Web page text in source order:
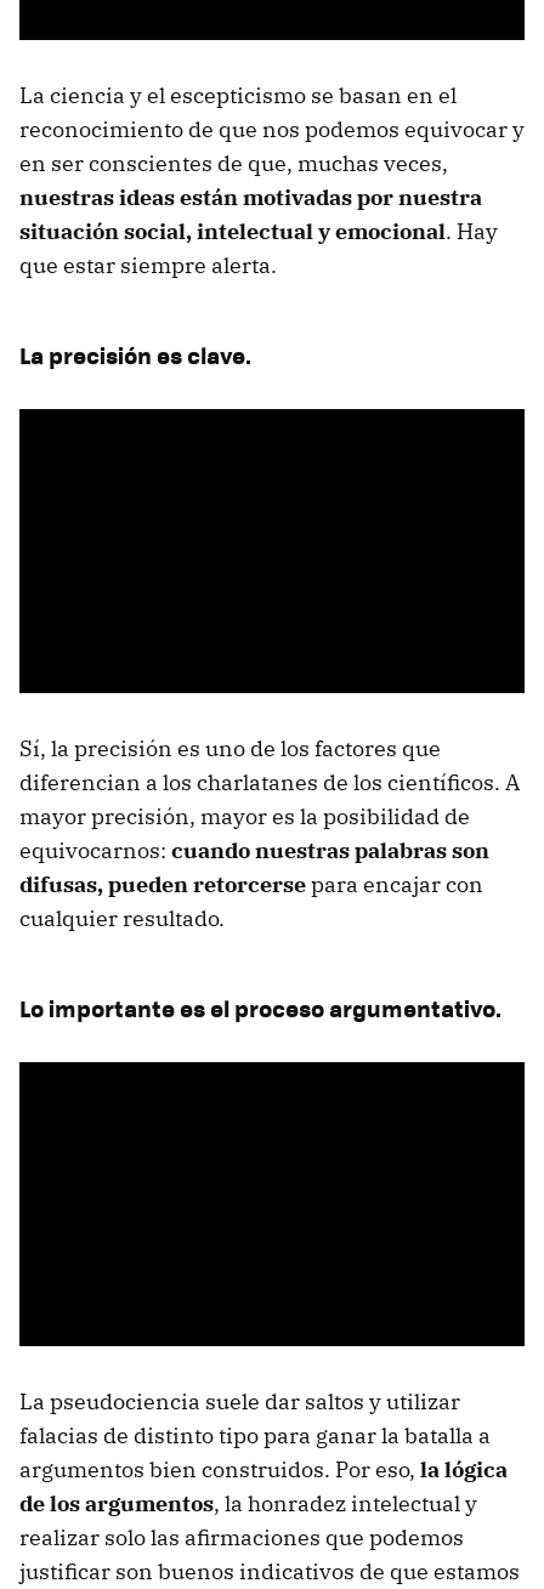
La ciencia y el escepticismo se basan en el
reconocimiento de que nos podemos equivocar y
en ser conscientes de que, muchas veces,
nuestras ideas están motivadas por nuestra
situación social, intelectual y emocional. Hay
que estar siempre alerta.
La precisión es clave.
Sí, la precisión es uno de los factores que
diferencian a los charlatanes de los científicos. A
mayor precisión, mayor es la posibilidad de
equivocarnos: cuando nuestras palabras son
difusas, pueden retorcersepara encajar con
cualquier resultado.
Lo importante es el proceso argumentativo.
La pseudociencia suele dar saltos y utilizar
falacias de distinto tipo para ganar la batalla a
argumentos bien construidos. Por eso, la lógica
de los argumentos, la honradez intelectual y
realizar solo las afirmaciones que podemos
justificar son buenos indicativos de que estamos